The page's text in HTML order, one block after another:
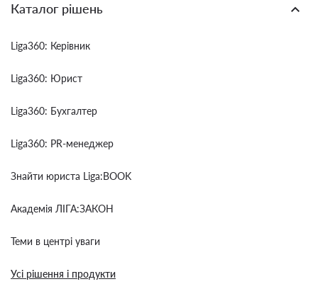
Каталог рішень
Liga360: Керівник
Liga360: Юрист
Liga360: Бухгалтер
Liga360: PR-менеджер
Знайти юриста Liga:BOOK
Академія ЛІГА:ЗАКОН
Теми в центрі уваги
Усі рішення і продукти